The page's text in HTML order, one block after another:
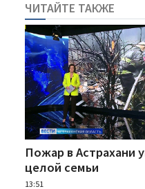
ЧИТАЙТЕ ТАКЖЕ
Пожар в Астрахани
целой семьи
13:51